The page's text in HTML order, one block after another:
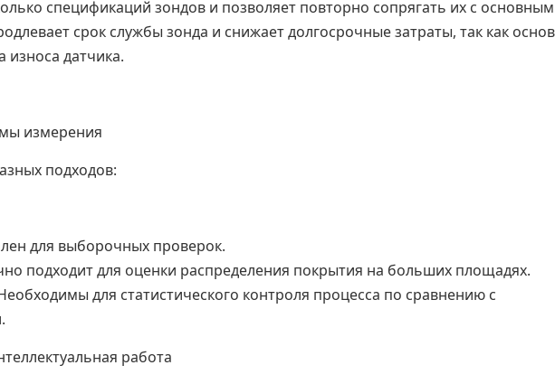
спецификаций зондов и позволяет повторно сопрягать их с основным
срок службы зонда и снижает долгосрочные затраты, так как
износа датчика.
измерения
подходов:
для выборочных проверок.
подходит для оценки распределения покрытия на больших площадях.
для статистического контроля процесса по сравнению с
работа